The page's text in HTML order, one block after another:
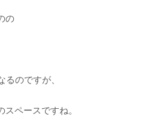
の
るのですが、
ペースですね。